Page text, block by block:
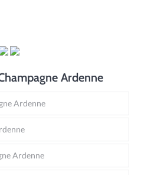
Ardenne
Ardenne
Ardenne